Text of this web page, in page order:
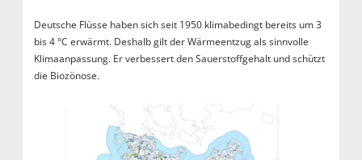
Deutsche Flüsse haben sich seit 1950 klimabedingt bereits um 3
bis 4 °C erwärmt. Deshalb gilt der Wärmeentzug als sinnvolle
Klimaanpassung. Er verbessert den Sauerstoffgehalt und schützt
die Biozönose.